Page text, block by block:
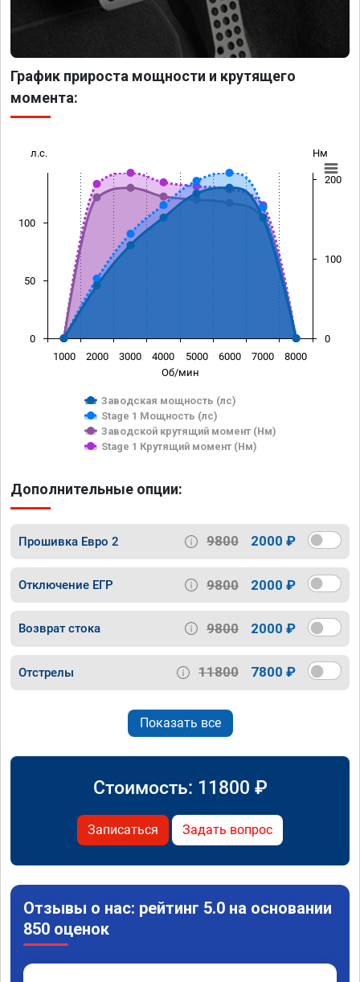
График прироста мощности и крутящего
момента:
Об/мин
л.с. Нм
Заводская мощность (лс)
Stage 1 Мощность (лс)
Заводской крутящий момент (Нм)
Stage 1 Крутящий момент (Нм)
1000 2000 3000 4000 5000 6000 7000 8000
0
50
100
0
100
200
Дополнительные опции:
Прошивка Евро 2 9800 2000 ₽
Отключение ЕГР 9800 2000 ₽
Возврат стока 9800 2000 ₽
Отстрелы 11800 7800 ₽
Показать все
Стоимость: 11800 ₽
Записаться Задать вопрос
Отзывы о нас: рейтинг 5.0 на основании
850 оценок